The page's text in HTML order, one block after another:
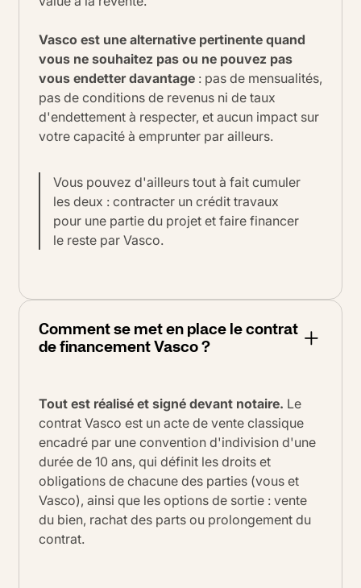
Vasco est une alternative pertinente quand
vous ne souhaitez pas ou ne pouvez pas
vous endetter davantage : pas de mensualités,
pas de conditions de revenus ni de taux
d'endettement à respecter, et aucun impact sur
votre capacité à emprunter par ailleurs.
Vous pouvez d'ailleurs tout à fait cumuler
les deux : contracter un crédit travaux
pour une partie du projet et faire financer
le reste par Vasco.
Comment se met en place le contrat
de financement Vasco ?
Tout est réalisé et signé devant notaire. Le
contrat Vasco est un acte de vente classique
encadré par une convention d'indivision d'une
durée de 10 ans, qui définit les droits et
obligations de chacune des parties (vous et
Vasco), ainsi que les options de sortie : vente
du bien, rachat des parts ou prolongement du
contrat.